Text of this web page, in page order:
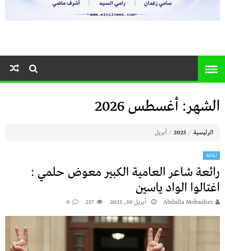
الشهر: أغسطس 2026
الرئيسية ⁄
2025
⁄ أبريل
ثقافة
رائعة شاعر العامية الكبير معوض حلمي :
اغتالوا الواد ياسين
Abdalla Mobasher أبريل 30, 2025 257
0